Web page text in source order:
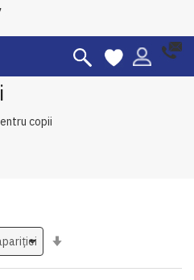
copii